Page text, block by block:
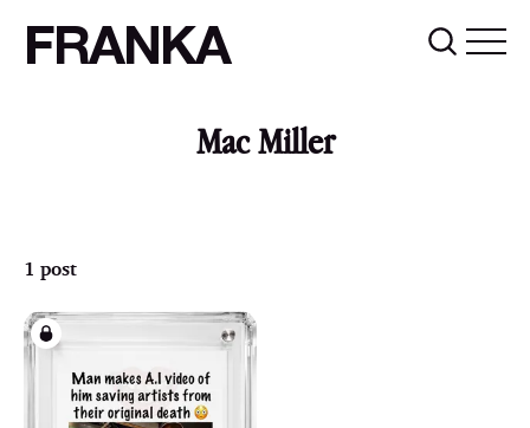
FRANKA
Mac Miller
1 post